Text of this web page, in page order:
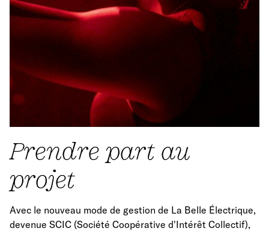
Prendre part au
projet
Avec le nouveau mode de gestion de La Belle Électrique,
devenue SCIC (Société Coopérative d'Intérêt Collectif),